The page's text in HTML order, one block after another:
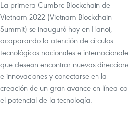
La primera Cumbre Blockchain de
Vietnam 2022 (Vietnam Blockchain
Summit) se inauguró hoy en Hanoi,
acaparando la atención de círculos
tecnológicos nacionales e
que desean encontrar nuevas
e innovaciones y conectarse en la
creación de un gran avance en línea
el potencial de la tecnología.